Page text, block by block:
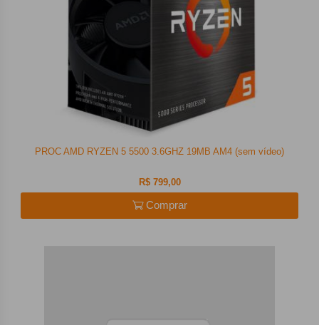
PROC AMD RYZEN 5 5500 3.6GHZ 19MB AM4 (sem vídeo)
R$ 799,00
Comprar